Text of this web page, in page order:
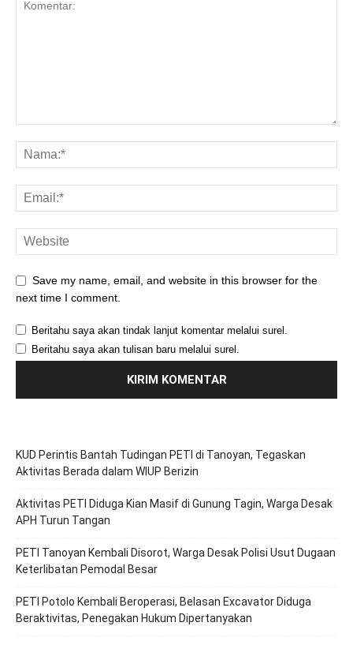
Save my name, email, and website in this browser for the
next time I comment.
Beritahu saya akan tindak lanjut komentar melalui surel.
Beritahu saya akan tulisan baru melalui surel.
KUD Perintis Bantah Tudingan PETI di Tanoyan, Tegaskan
Aktivitas Berada dalam WIUP Berizin
Aktivitas PETI Diduga Kian Masif di Gunung Tagin, Warga Desak
APH Turun Tangan
PETI Tanoyan Kembali Disorot, Warga Desak Polisi Usut Dugaan
Keterlibatan Pemodal Besar
PETI Potolo Kembali Beroperasi, Belasan Excavator Diduga
Beraktivitas, Penegakan Hukum Dipertanyakan